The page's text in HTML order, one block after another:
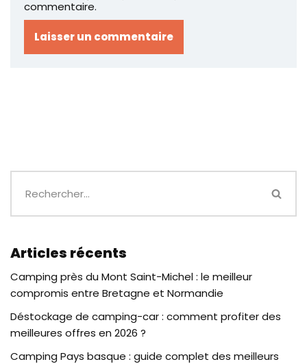
commentaire.
Articles récents
Camping près du Mont Saint-Michel : le meilleur
compromis entre Bretagne et Normandie
Déstockage de camping-car : comment profiter des
meilleures offres en 2026 ?
Camping Pays basque : guide complet des meilleurs